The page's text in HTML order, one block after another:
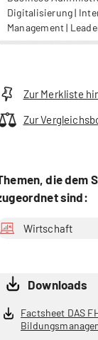
Digitalisierung |
Management |
Zur Merkliste
Zur
die dem
sind:
Wirtschaft
Downloads
Factsheet DAS